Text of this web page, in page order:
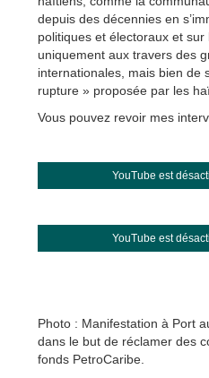
depuis des décennies en
politiques et électoraux et
uniquement aux travers des
internationales, mais bien de
rupture » proposée par les
Vous pouvez revoir mes
YouTube est
YouTube est
Photo : Manifestation à Port
dans le but de réclamer des
fonds PetroCaribe.